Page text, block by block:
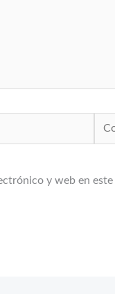
y web en